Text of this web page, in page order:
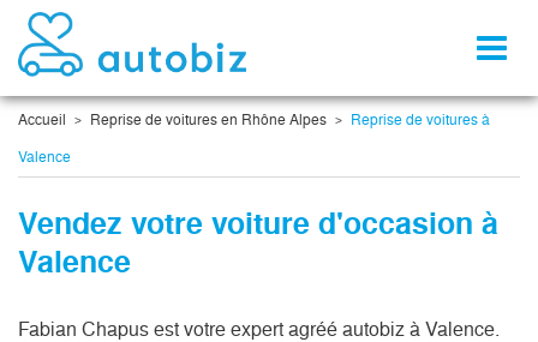
Accueil Reprise de voitures en Rhône Alpes Reprise de voitures à
Valence
Vendez votre voiture d'occasion à
Valence
Fabian Chapus est votre expert agréé autobiz à Valence.